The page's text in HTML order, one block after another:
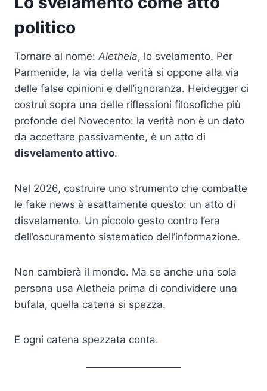
politico
Tornare al nome: Aletheia, lo svelamento. Per
Parmenide, la via della verità si oppone alla via
delle false opinioni e dell’ignoranza. Heidegger ci
costruì sopra una delle riflessioni filosofiche più
profonde del Novecento: la verità non è un dato
da accettare passivamente, è un atto di
disvelamento attivo.
Nel 2026, costruire uno strumento che combatte
le fake news è esattamente questo: un atto di
disvelamento. Un piccolo gesto contro l’era
dell’oscuramento sistematico dell’informazione.
Non cambierà il mondo. Ma se anche una sola
persona usa Aletheia prima di condividere una
bufala, quella catena si spezza.
E ogni catena spezzata conta.